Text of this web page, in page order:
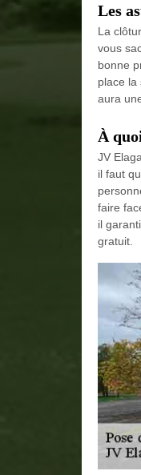
Les
La
vous
bonne
place la
aura
À
JV
il faut
faire
il
gratuit.